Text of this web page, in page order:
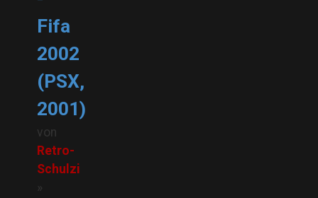
Fifa
2002
(PSX,
2001)
von
Retro-
Schulzi
»